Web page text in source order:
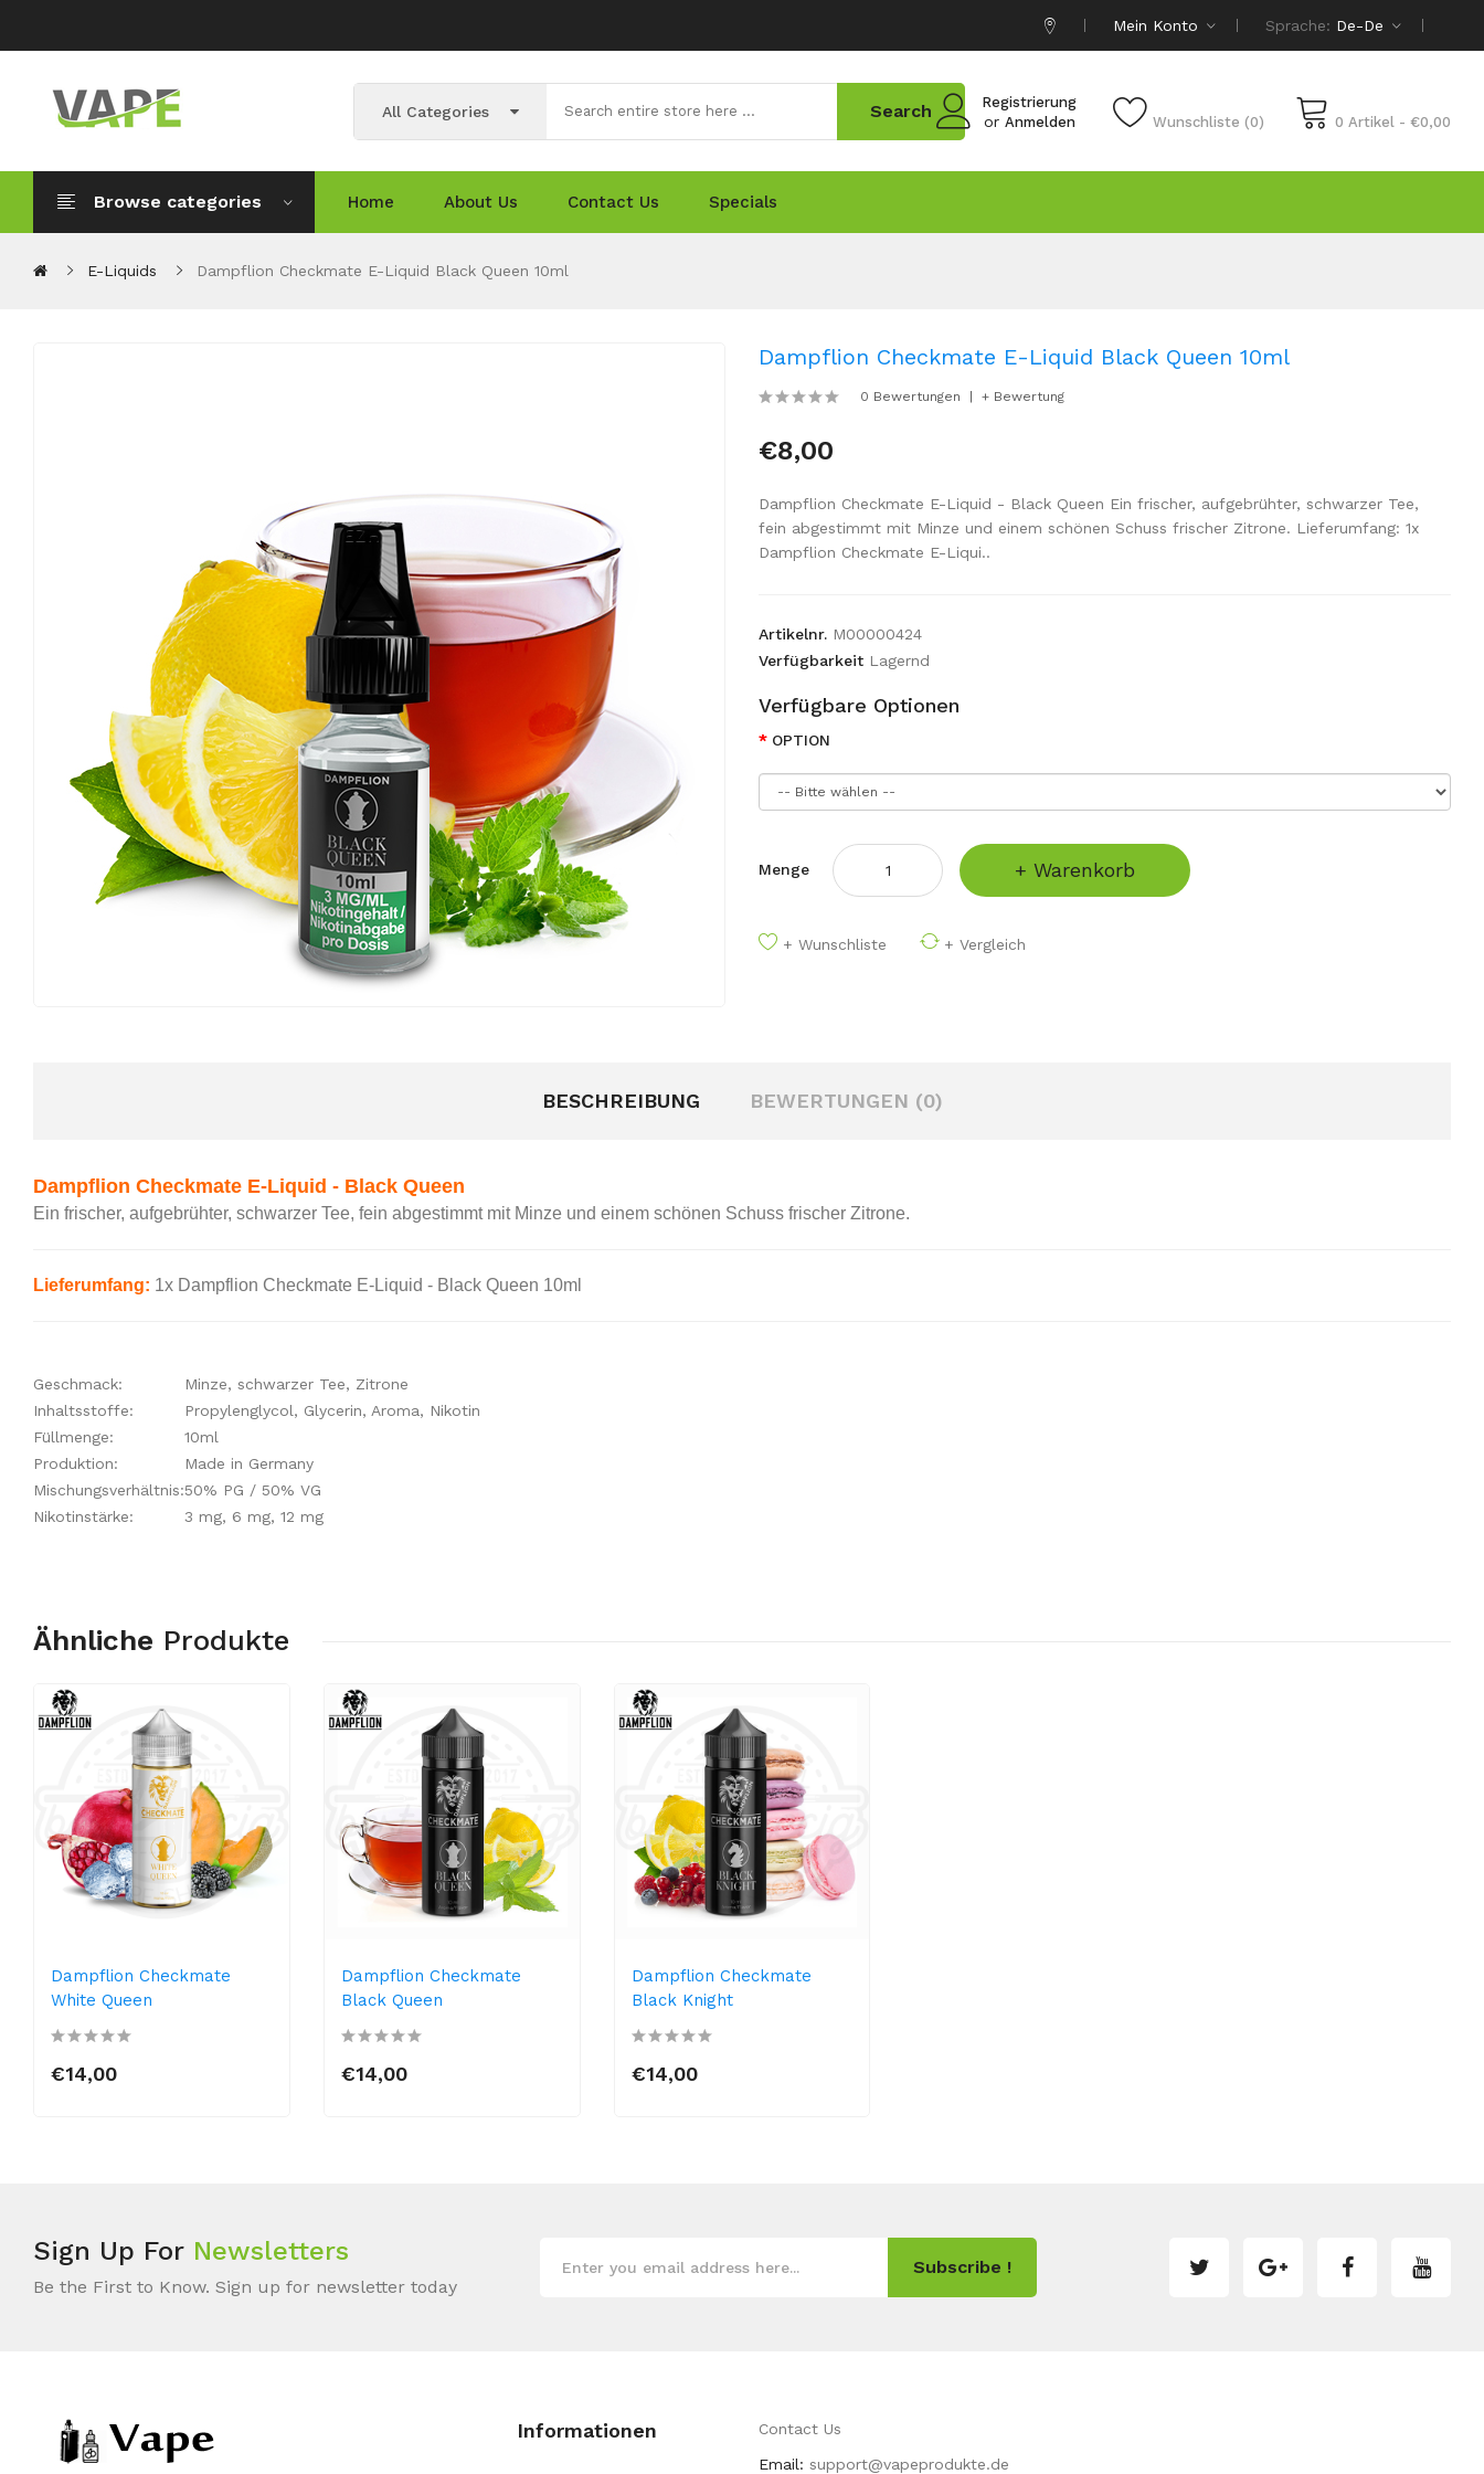
Mein Konto Sprache: De-De
Registrierung
or Anmelden Wunschliste (0) 0 Artikel - €0,00
All Categories Search
Browse categories Home About Us Contact Us Specials
E-Liquids Dampflion Checkmate E-Liquid Black Queen 10ml
Dampflion Checkmate E-Liquid Black Queen 10ml
0 Bewertungen + Bewertung
€8,00
Dampflion Checkmate E-Liquid - Black Queen Ein frischer, aufgebrühter, schwarzer Tee,
fein abgestimmt mit Minze und einem schönen Schuss frischer Zitrone. Lieferumfang: 1x
Dampflion Checkmate E-Liqui..
Artikelnr. M00000424
Verfügbarkeit Lagernd
Verfügbare Optionen
OPTION
Menge + Warenkorb
+ Wunschliste + Vergleich
BESCHREIBUNG BEWERTUNGEN (0)
Dampflion Checkmate E-Liquid - Black Queen
Ein frischer, aufgebrühter, schwarzer Tee, fein abgestimmt mit Minze und einem schönen Schuss frischer Zitrone.
Lieferumfang: 1x Dampflion Checkmate E-Liquid - Black Queen 10ml
Geschmack:
Minze, schwarzer Tee, Zitrone
Inhaltsstoffe:
Propylenglycol, Glycerin, Aroma, Nikotin
Füllmenge:
10ml
Produktion:
Made in Germany
Mischungsverhältnis:50% PG / 50% VG
Nikotinstärke:
3 mg, 6 mg, 12 mg
Ähnliche Produkte
Dampflion Checkmate
White Queen
€14,00
Dampflion Checkmate
Black Queen
€14,00
Dampflion Checkmate
Black Knight
€14,00
Sign Up For Newsletters
Be the First to Know. Sign up for newsletter today
Subscribe !
Informationen
Contact Us
Email: support@vapeprodukte.de